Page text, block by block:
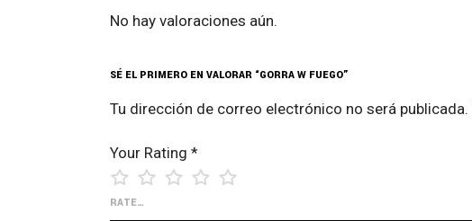
No hay valoraciones aún.
SÉ EL PRIMERO EN VALORAR “GORRA W FUEGO”
Tu dirección de correo electrónico no será publicada.
Your Rating *